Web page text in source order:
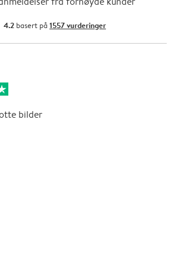
4.2 basert på 1557 vurderinger
bilder
pagination